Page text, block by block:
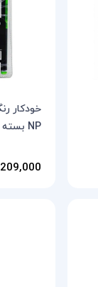
خودکار
NP بسته 12 عددی
209,000 تومان